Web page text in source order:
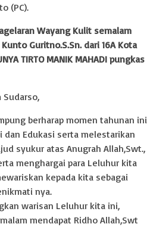
(PC).
Wayang Kulit semalam
Guritno.S.Sn. dari 16A Kota
TIRTO MANIK MAHADI pungkas
berharap momen tahunan ini
Edukasi serta melestarikan
syukur atas Anugrah Allah,Swt.,
menghargai para Leluhur kita
kepada kita sebagai
nya.
warisan Leluhur kita ini,
mendapat Ridho Allah,Swt